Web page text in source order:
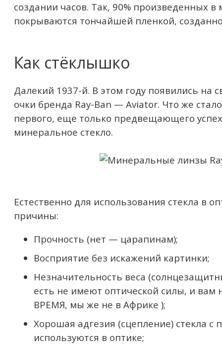
создании часов. Так, 90% произведенных
покрываются тончайшей пленкой,
Как стёклышко
Далекий 1937-й. В этом году появились на
очки бренда Ray-Ban — Aviator. Что же
первого, еще только предвещающего
минеральное стекло.
Естественно для использования стекла в
причины:
Прочность (нет — царапинам);
Восприятие без искажений картинки;
Незначительность веса
есть не имеют оптической силы, и вам
ВРЕМЯ, мы же не в Африке );
Хорошая адгезия (сцепление) стекла
используются в оптике;